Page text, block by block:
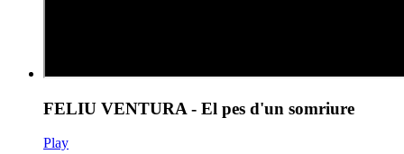
FELIU VENTURA - El pes d'un somriure
Play